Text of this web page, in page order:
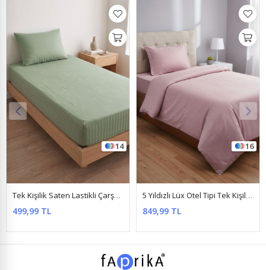
16
5 Yıldızlı Lüx Otel Tipi Tek Kişilik Lastikli Çizgili Pamuk Saten Nevresim Takımı Pudra
849,99 TL
16
120 X 200 Yataklar İçin Çizgili Pamuk Saten Nevresim Takımı Antrasit
899,99 TL